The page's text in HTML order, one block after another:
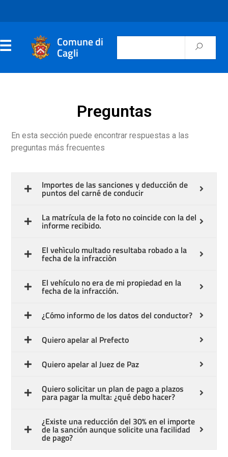
Comune di
Cagli
Español
Preguntas
En esta sección puede encontrar respuestas a las
preguntas más frecuentes
Importes de las sanciones y deducción de
puntos del carné de conducir
La matrícula de la foto no coincide con la del
informe recibido.
El vehìculo multado resultaba robado a la
fecha de la infracciòn
El vehículo no era de mi propiedad en la
fecha de la infracción.
¿Cómo informo de los datos del conductor?
Quiero apelar al Prefecto
Quiero apelar al Juez de Paz
Quiero solicitar un plan de pago a plazos
para pagar la multa: ¿qué debo hacer?
¿Existe una reducción del 30% en el importe
de la sanción aunque solicite una facilidad
de pago?